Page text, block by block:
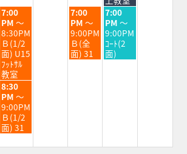
2026
2026
2026
水
曜
日,
9
月
2nd
2026
7:00
PM ～
8:30PM
Ｂ(1/2
面) U15
ﾌｯﾄｻﾙ
教室
金
曜
日,
9
月
4th
7:00
PM ～
9:00PM
Ｂ(全
面) 31
土
曜
日,
9
月
5th
7:00
PM ～
9:00PM
ｺｰﾄ(2
面)
水
曜
日,
9
月
2nd
2026
8:30
PM ～
9:00PM
Ｂ(1/2
面) 31